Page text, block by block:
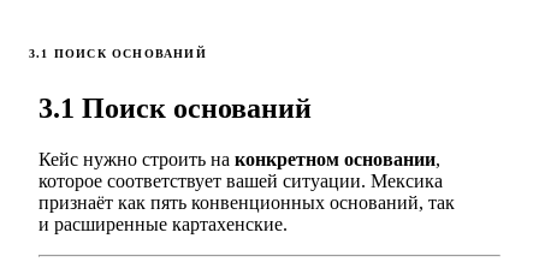
3.1 ПОИСК ОСНОВАНИЙ
3.1 Поиск оснований
Кейс нужно строить на конкретном основании,
которое соответствует вашей ситуации. Мексика
признаёт как пять конвенционных оснований, так
и расширенные картахенские.